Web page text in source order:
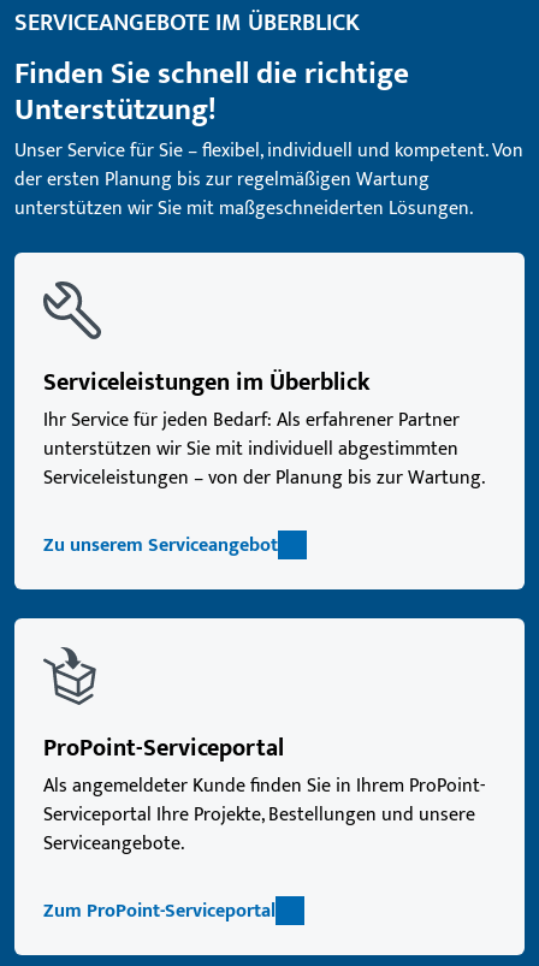
SERVICEANGEBOTE IM ÜBERBLICK
Finden Sie schnell die richtige
Unterstützung!
Unser Service für Sie – flexibel, individuell und kompetent. Von
der ersten Planung bis zur regelmäßigen Wartung
unterstützen wir Sie mit maßgeschneiderten Lösungen.
Serviceleistungen im Überblick
Ihr Service für jeden Bedarf: Als erfahrener Partner
unterstützen wir Sie mit individuell abgestimmten
Serviceleistungen – von der Planung bis zur Wartung.
Zu unserem Serviceangebot
ProPoint-Serviceportal
Als angemeldeter Kunde finden Sie in Ihrem ProPoint-
Serviceportal Ihre Projekte, Bestellungen und unsere
Serviceangebote.
Zum ProPoint-Serviceportal